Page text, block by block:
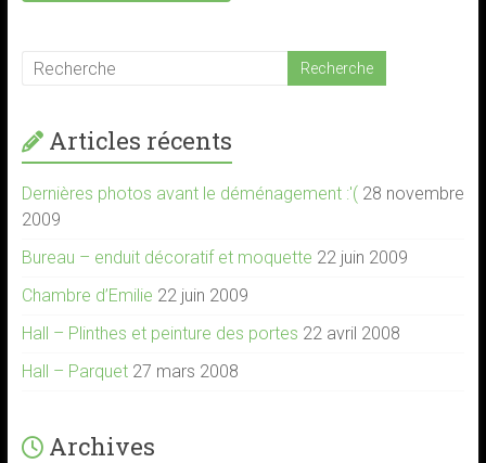
Articles récents
Dernières photos avant le déménagement :'( 28 novembre
2009
Bureau – enduit décoratif et moquette 22 juin 2009
Chambre d’Emilie 22 juin 2009
Hall – Plinthes et peinture des portes 22 avril 2008
Hall – Parquet 27 mars 2008
Archives